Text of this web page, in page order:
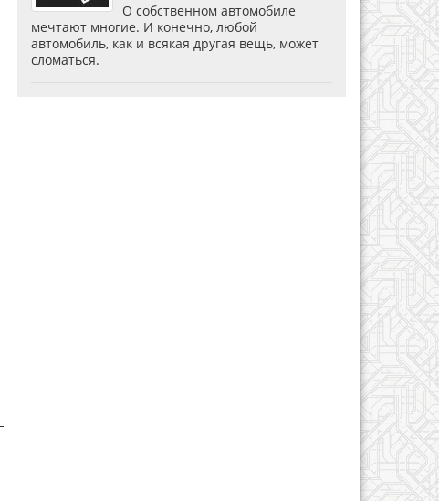
О собственном автомобиле
мечтают многие. И конечно, любой
автомобиль, как и всякая другая вещь, может
сломаться.